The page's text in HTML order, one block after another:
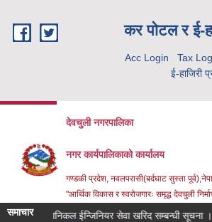
कर पाेटल र ई-
Acc Login Tax
ई-हाजिरी
देवचुली नगरपालिका
नगर कार्यपालिकाको कार्यालय
गण्डकी प्रदेश, नवलपरासी(बर्दघाट सुस्ता
"आर्थिक विकास र स्वरोजगारः समृद्ध देवचुली
समाचार
मेकानिकल ईन्जिनियर सेवा खरिद सम्बन्धी सूचना ।